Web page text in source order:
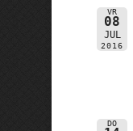
VR
08
JUL
2016
DO